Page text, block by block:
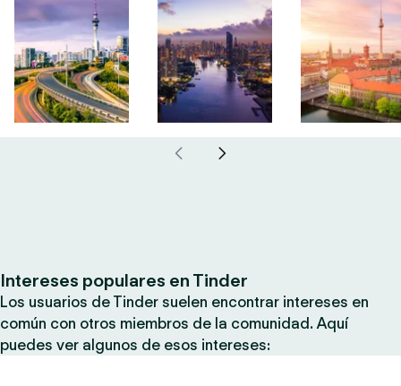
Intereses populares en Tinder
Los usuarios de Tinder suelen encontrar intereses en
común con otros miembros de la comunidad. Aquí
puedes ver algunos de esos intereses: